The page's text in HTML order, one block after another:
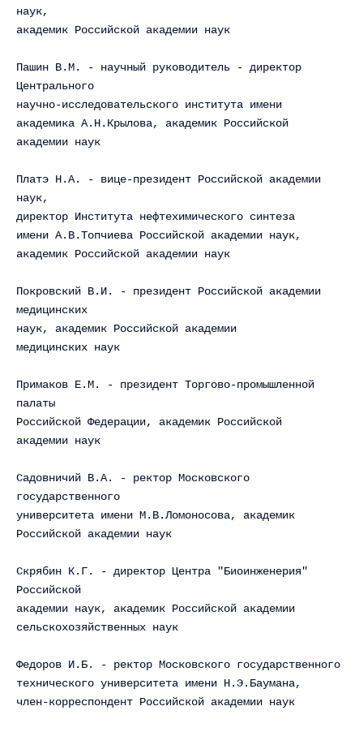
наук,
академик Российской академии наук
Пашин В.М. - научный руководитель - директор
Центрального
научно-исследовательского института имени
академика А.Н.Крылова, академик Российской
академии наук
Платэ Н.А. - вице-президент Российской академии
наук,
директор Института нефтехимического синтеза
имени А.В.Топчиева Российской академии наук,
академик Российской академии наук
Покровский В.И. - президент Российской академии
медицинских
наук, академик Российской академии
медицинских наук
Примаков Е.М. - президент Торгово-промышленной
палаты
Российской Федерации, академик Российской
академии наук
Садовничий В.А. - ректор Московского
государственного
университета имени М.В.Ломоносова, академик
Российской академии наук
Скрябин К.Г. - директор Центра "Биоинженерия"
Российской
академии наук, академик Российской академии
сельскохозяйственных наук
Федоров И.Б. - ректор Московского государственного
технического университета имени Н.Э.Баумана,
член-корреспондент Российской академии наук